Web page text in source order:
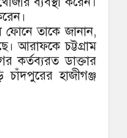
ফোনে তাকে জানান,
আরাফকে চট্টগ্রাম
কর্তব্যরত ডাক্তার
হাজীগঞ্জ